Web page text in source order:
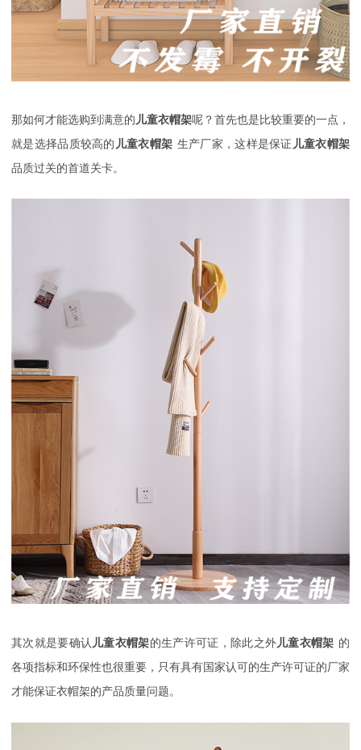
那如何才能选购到满意的 儿童衣帽架呢？首先也是比较重要的一点，
就是选择品质较高的 儿童衣帽架 生产厂家，这样是保证 儿童衣帽架
品质过关的首道关卡。
其次就是要确认 儿童衣帽架的生产许可证，除此之外儿童衣帽架 的
各项指标和环保性也很重要，只有具有国家认可的生产许可证的厂家
才能保证衣帽架的产品质量问题。